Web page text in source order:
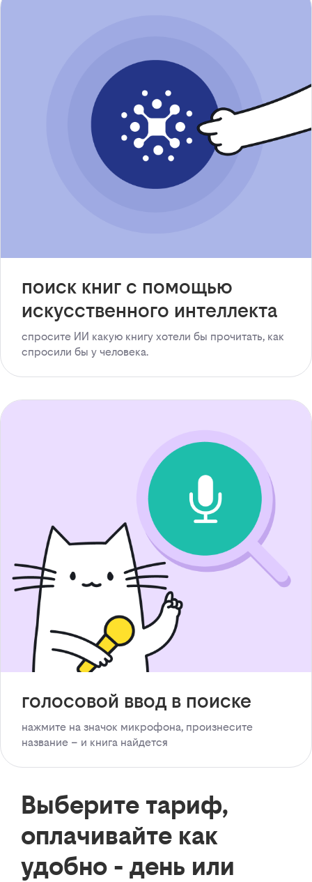
поиск книг с помощью
искусственного интеллекта
спросите ИИ какую книгу хотели бы прочитать, как
спросили бы у человека.
голосовой ввод в поиске
нажмите на значок микрофона, произнесите
название – и книга найдется
Выберите тариф,
оплачивайте как
удобно - день или